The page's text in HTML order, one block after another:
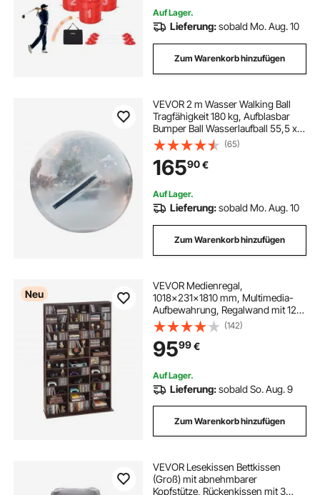
Auf Lager.
Lieferung:sobald Mo. Aug. 10
Zum Warenkorb hinzufügen
VEVOR 2 m Wasser Walking Ball
Tragfähigkeit 180 kg, Aufblasbar
Bumper Ball Wasserlaufball 55,5 x
40 x 40 cm, Stoßblasenkugeln Walk
On Water mit Reparatursatz Kinder
Erwachsene Spielzeug Wasser
Spiel
(65)
16590€
Auf Lager.
Lieferung:sobald Mo. Aug. 10
Zum Warenkorb hinzufügen
Neu
VEVOR Medienregal,
1018x231x1810 mm, Multimedia-
Aufbewahrung, Regalwand mit 12
Regalebenen 36 Fächer für CDs,
DVDs, Bücher & Spiele, CD-Regal
für Wohnzimmer, Homeoffice,
Aufnahmeraum
(142)
9599€
Auf Lager.
Lieferung:sobald So. Aug. 9
Zum Warenkorb hinzufügen
VEVOR Lesekissen Bettkissen
(Groß) mit abnehmbarer
Kopfstütze, Rückenkissen mit 3